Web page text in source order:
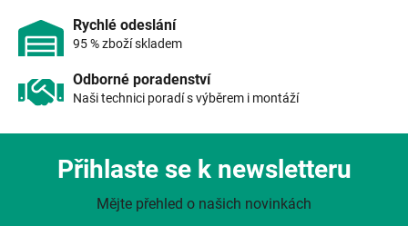
Rychlé odeslání
95 % zboží skladem
Odborné poradenství
Naši technici poradí s výběrem i montáží
Přihlaste se k newsletteru
Mějte přehled o našich novinkách